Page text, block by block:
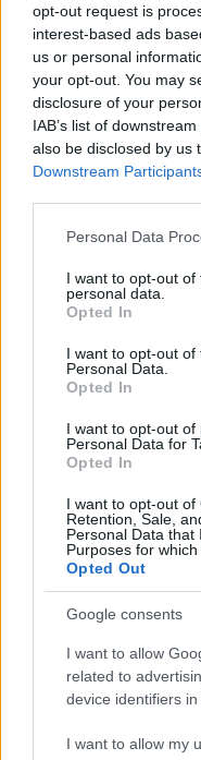
opt-out request is
interest-based ads
us or personal
your opt-out. You may
disclosure of your
IAB’s list of
also be disclosed by us
Downstream
Please note that this
not limited to your visit
grant or deny consent
use your data for
consent section.
Personal Data
I want to opt-out
personal data.
Opted In
I want to opt-out of
Personal Data.
Opted In
I want to opt-out of
Personal Data for
Opted In
I want to opt-out of
Retention, Sale,
Personal Data that
Purposes for which
Opted Out
Google consents
I want to allow
related to
device identifiers in
I want to allow my
Kövess minket,
hírekről a
ADÁSRÉSZLETEK #
BYEALEX #DJ BERCI
CSILLAG SZÜLETIK 2025
BULVÁR